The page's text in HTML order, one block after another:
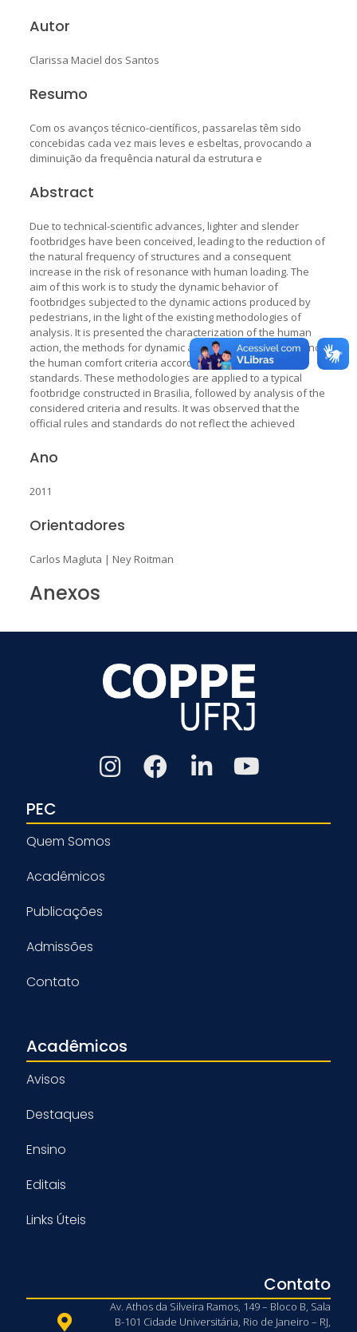
Autor
Clarissa Maciel dos Santos
Resumo
Com os avanços técnico-científicos, passarelas têm sido
concebidas cada vez mais leves e esbeltas, provocando a
diminuição da frequência natural da estrutura e
Abstract
Due to technical-scientific advances, lighter and slender
footbridges have been conceived, leading to the reduction of
the natural frequency of structures and a consequent
increase in the risk of resonance with human loading. The
aim of this work is to study the dynamic behavior of
footbridges subjected to the dynamic actions produced by
pedestrians, in the light of the existing methodologies of
analysis. It is presented the characterization of the human
action, the methods for dynamic analysis of footbridges and
the human comfort criteria according to the current
standards. These methodologies are applied to a typical
footbridge constructed in Brasilia, followed by analysis of the
considered criteria and results. It was observed that the
official rules and standards do not reflect the achieved
Ano
2011
Orientadores
Carlos Magluta | Ney Roitman
Anexos
PEC
Quem Somos
Acadêmicos
Publicações
Admissões
Contato
Acadêmicos
Avisos
Destaques
Ensino
Editais
Links Úteis
Contato
Av. Athos da Silveira Ramos, 149 – Bloco B, Sala
B-101 Cidade Universitária, Rio de Janeiro – RJ,